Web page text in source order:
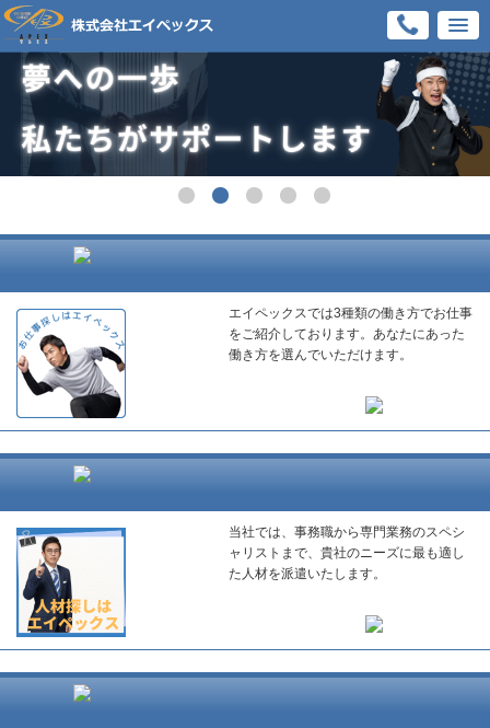
エイペックスでは3種類の働き方でお仕事
をご紹介しております。あなたにあった
働き方を選んでいただけます。
当社では、事務職から専門業務のスペシ
ャリストまで、貴社のニーズに最も適し
た人材を派遣いたします。